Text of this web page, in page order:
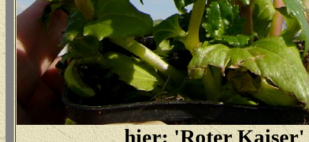
hier: 'Roter Kaiser'